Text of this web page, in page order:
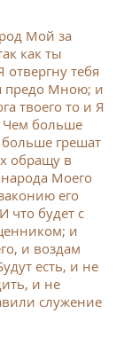
Мой за
как ты
отвергну тебя
предо Мною; и
твоего то и Я
Чем больше
грешат
обращу в
Моего
его
И что будет с
и
и воздам
есть, и не
и не
служение